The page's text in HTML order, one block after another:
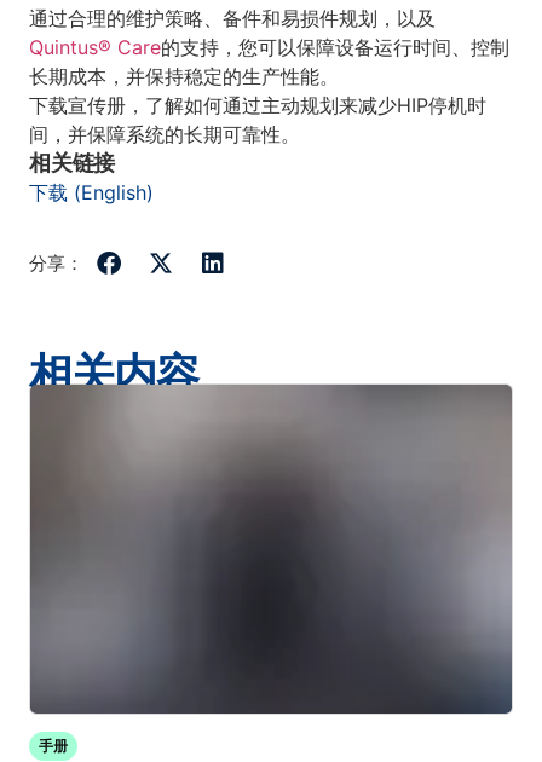
通过合理的维护策略、备件和易损件规划，以及
Quintus® Care的支持，您可以保障设备运行时间、控制
长期成本，并保持稳定的生产性能。
下载宣传册，了解如何通过主动规划来减少HIP停机时
间，并保障系统的长期可靠性。
相关链接
下载 (English)
分享：
相关内容
手册